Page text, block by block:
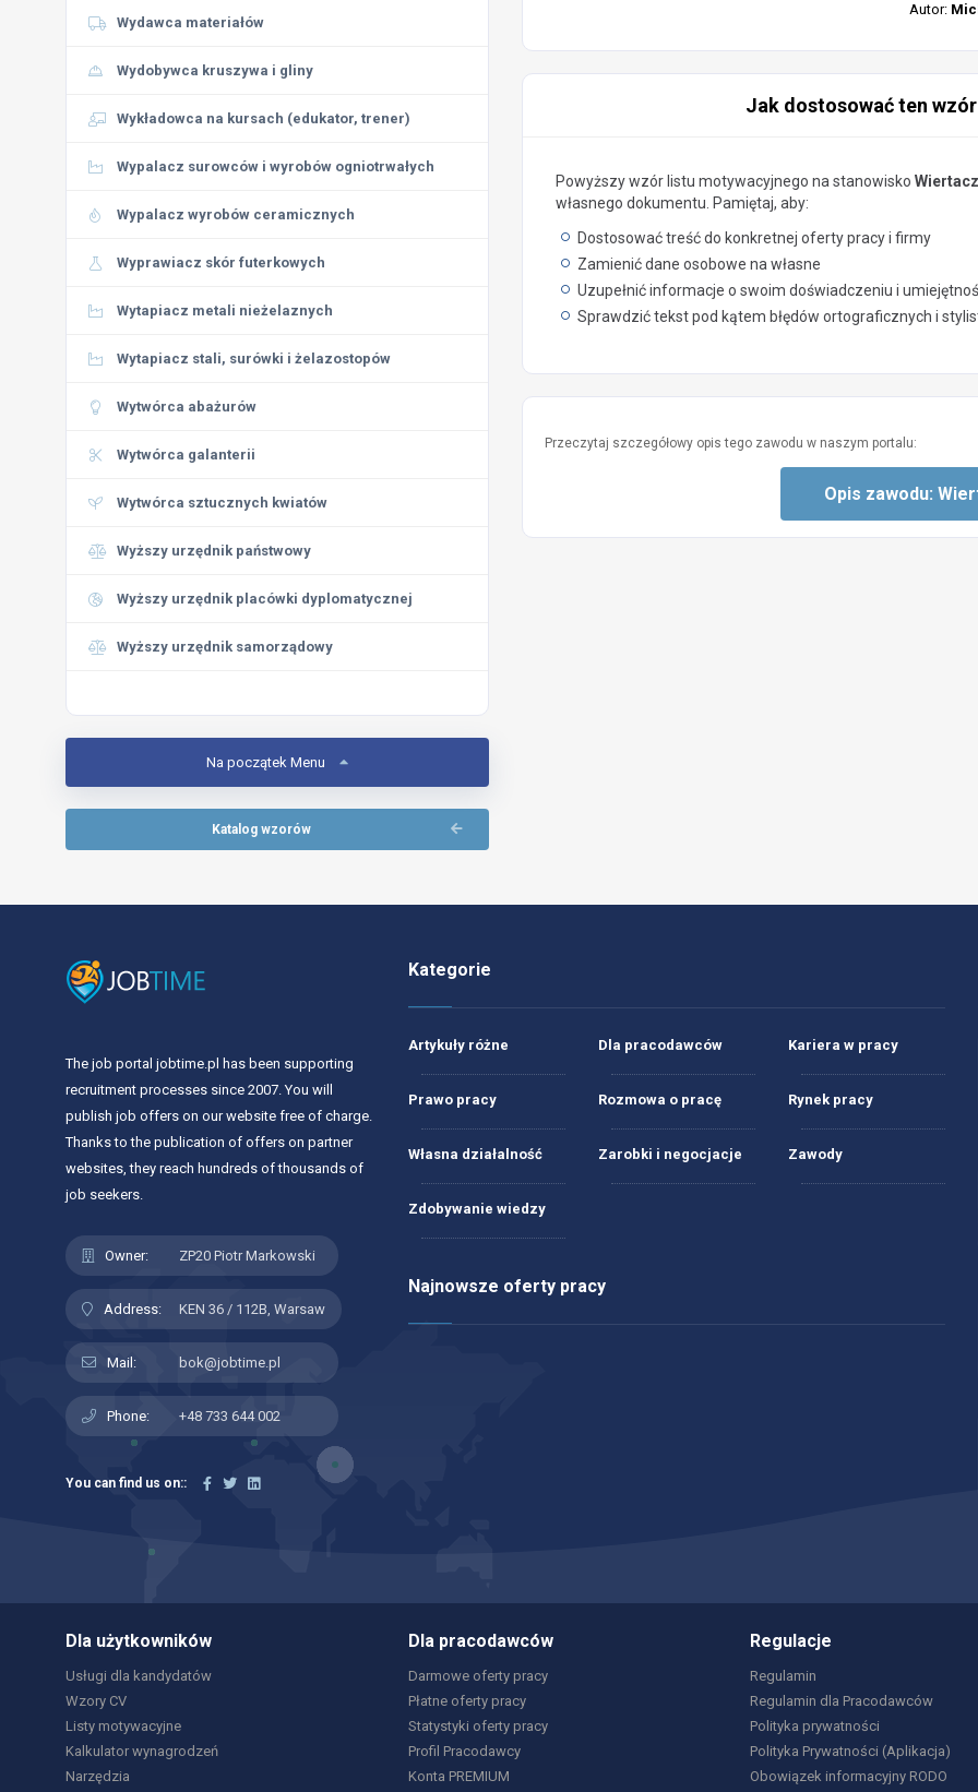
Wydawca materiałów
Wydobywca kruszywa i gliny
Wykładowca na kursach (edukator, trener)
Wypalacz surowców i wyrobów ogniotrwałych
Wypalacz wyrobów ceramicznych
Wyprawiacz skór futerkowych
Wytapiacz metali nieżelaznych
Wytapiacz stali, surówki i żelazostopów
Wytwórca abażurów
Wytwórca galanterii
Wytwórca sztucznych kwiatów
Wyższy urzędnik państwowy
Wyższy urzędnik placówki dyplomatycznej
Wyższy urzędnik samorządowy
Na początek Menu
Katalog wzorów
Autor:
Jak dostosować ten
Powyższy wzór listu motywacyjnego na stanowisko
własnego dokumentu. Pamiętaj, aby:
Dostosować treść do konkretnej oferty pracy i firmy
Zamienić dane osobowe na własne
Uzupełnić informacje o swoim doświadczeniu i
Sprawdzić tekst pod kątem błędów ortograficznych i
Przeczytaj szczegółowy opis tego zawodu w naszym portalu:
Opis zawodu:
The job portal jobtime.pl has been supporting
recruitment processes since 2007. You will
publish job offers on our website free of charge.
Thanks to the publication of offers on partner
websites, they reach hundreds of thousands of
job seekers.
Owner: ZP20 Piotr Markowski
Address: KEN 36 / 112B, Warsaw
Mail: bok@jobtime.pl
Phone: +48 733 644 002
You can find us on::
Kategorie
Artykuły różne Dla pracodawców Kariera w pracy
Prawo pracy Rozmowa o pracę Rynek pracy
Własna działalność Zarobki i negocjacje Zawody
Zdobywanie wiedzy
Najnowsze oferty pracy
Dla użytkowników
Usługi dla kandydatów
Wzory CV
Listy motywacyjne
Kalkulator wynagrodzeń
Narzędzia
Dla pracodawców
Darmowe oferty pracy
Płatne oferty pracy
Statystyki oferty pracy
Profil Pracodawcy
Konta PREMIUM
Regulacje
Regulamin
Regulamin dla Pracodawców
Polityka prywatności
Polityka Prywatności (Aplikacja)
Obowiązek informacyjny RODO